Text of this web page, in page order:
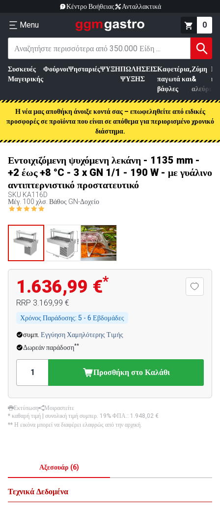
Κέντρο Βοήθειας Ανταλλακτικά
Menu 0
Συσκευές
Μαγειρικής
ΦούρνοιΨησταριέςΨΥΞΗΠΩΛΗΣΕΙΣ
ΨΥΞΗΣ
Καφετέρια,
παγωτά και
βάφλες
Ζύμη
&
αλεύρι
Η νέα μας αποθήκη άνοιξε κοντά σας – επωφεληθείτε από ειδικές
προσφορές σε προϊόντα που είναι σε απόθεμα για περιορισμένο χρονικό
διάστημα.
Εντοιχιζόμενη ψυχόμενη λεκάνη - 1135 mm -
+2 έως +8 °C - 3 x GN 1/1 - 190 W - με γυάλινο
αντιπτερνιστικό προστατευτικό
SKU KA116D
Μέγ. 100 χλσ. Βάθος GN-Δοχείο
1.636,99 €*
RRP 3.169,99 €
Χρόνος Παράδοσης: 5 - 6 Εβδομάδες
συμπ. Εγγύηση Χαμηλότερης Τιμής
Δωρεάν παράδοση**
Προσθήκη στο Καλάθι
Εκτύπωση
Μοιραστείτε
* καθαρή τιμή | συνολική τιμή συμπερ. 19% ΦΠΑ.: 1.948,02 €
** Η εικόνα μπορεί να διαφέρει ελαφρώς από την αρχική.
Αξεσουάρ (6)
Τεχνικά Δεδομένα